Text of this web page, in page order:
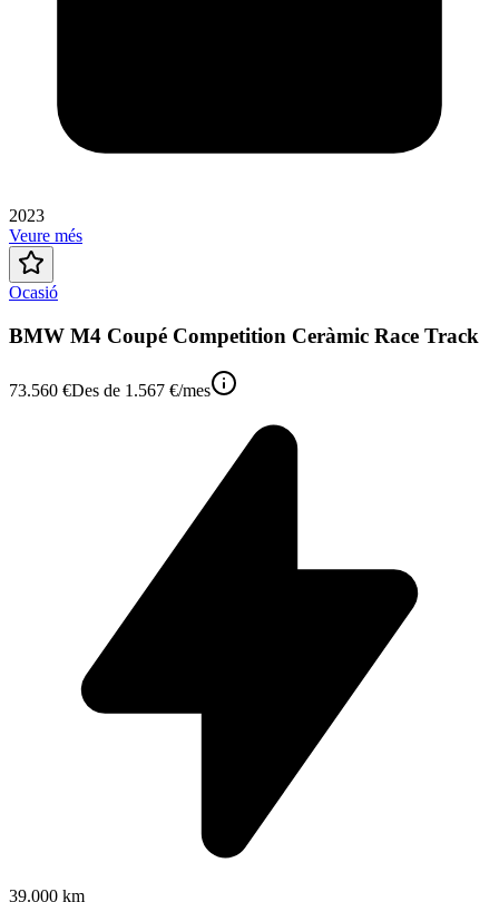
2023
Veure més
Ocasió
BMW M4 Coupé Competition Ceràmic Race Track
73.560 €Des de 1.567 €/mes
39.000 km